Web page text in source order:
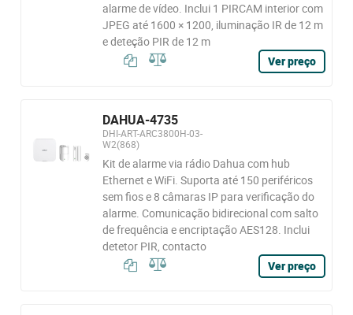
alarme de vídeo. Inclui 1 PIRCAM interior com
JPEG até 1600 × 1200, iluminação IR de 12 m
e deteção PIR de 12 m
Ver preço
DAHUA-4735
DHI-ART-ARC3800H-03-
W2(868)
Kit de alarme via rádio Dahua com hub
Ethernet e WiFi. Suporta até 150 periféricos
sem fios e 8 câmaras IP para verificação do
alarme. Comunicação bidirecional com salto
de frequência e encriptação AES128. Inclui
detetor PIR, contacto
Ver preço